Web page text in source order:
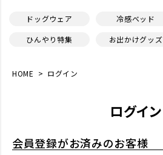
ドッグウェア 冷感ベッド
ひんやり特集
お出かけグッズ
HOME ログイン
ログイン
会員登録がお済みのお客様